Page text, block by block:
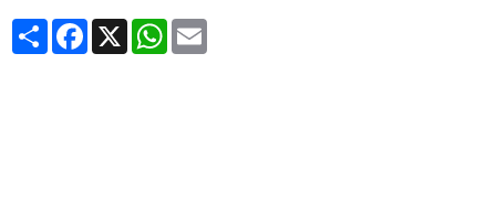
CondividiFacebook
X WhatsApp
Email